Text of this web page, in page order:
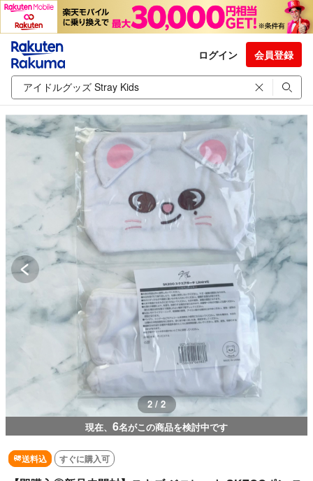
ログイン 会員登録
2 / 2
現在、 6名がこの商品を検討中です
送料込 すぐに購入可